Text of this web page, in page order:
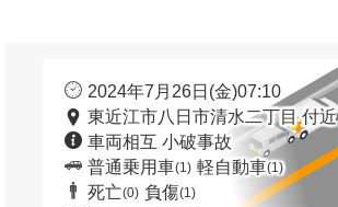
2024年7月26日(金)07:10
東近江市八日市清水二丁目 付近
車両相互 小破事故
普通乗用車(1) 軽自動車(1)
死亡(0) 負傷(1)